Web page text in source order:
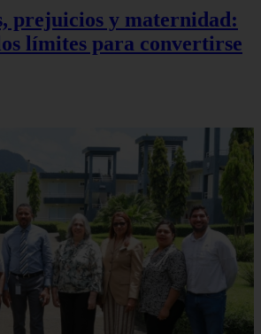
prejuicios y maternidad:
límites para convertirse